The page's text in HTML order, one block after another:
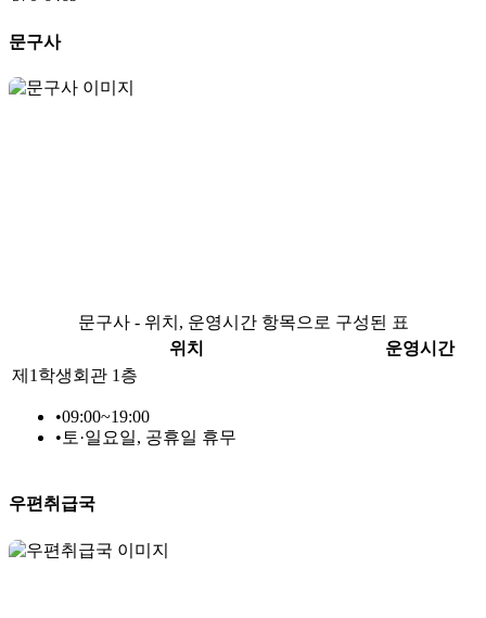
문구사
문구사 - 위치, 운영시간 항목으로 구성된 표
위치
운영시간
제1학생회관 1층
•09:00~19:00
• 토·일요일, 공휴일 휴무
우편취급국